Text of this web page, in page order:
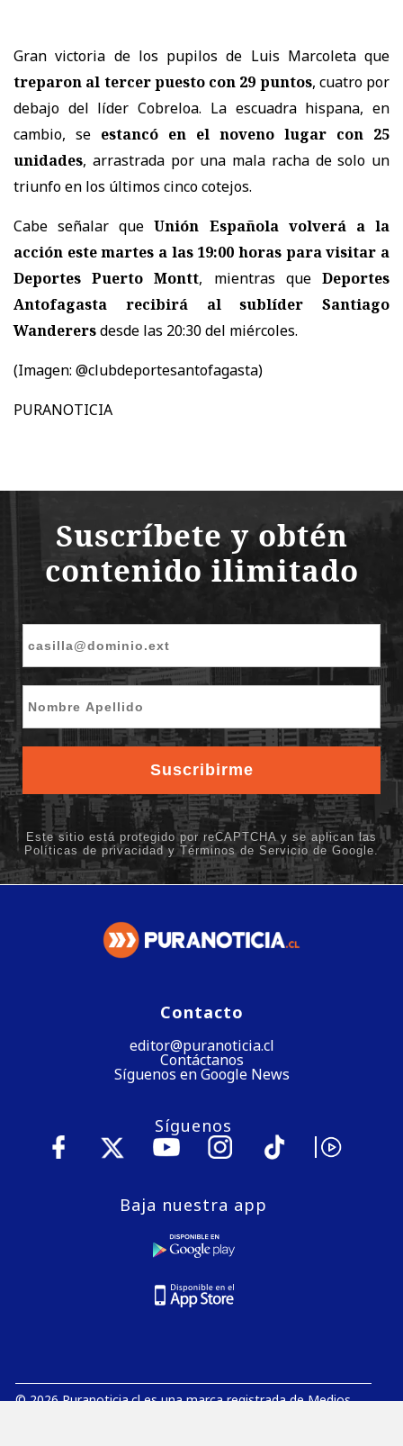
Gran victoria de los pupilos de Luis Marcoleta que
treparon al tercer puesto con 29 puntos, cuatro por
debajo del líder Cobreloa. La escuadra hispana, en
cambio, se estancó en el noveno lugar con 25
unidades, arrastrada por una mala racha de solo un
triunfo en los últimos cinco cotejos.
Cabe señalar queUnión Española volverá a la
acción este martes a las 19:00 horas para visitar a
Deportes Puerto Montt, mientras queDeportes
Antofagasta recibirá al sublíder Santiago
Wanderersdesde las 20:30 del miércoles.
(Imagen: @clubdeportesantofagasta)
PURANOTICIA
Contacto
editor@puranoticia.cl
Contáctanos
Síguenos en Google News
Síguenos
Baja nuestra app
© 2026 Puranoticia.cl es una marca registrada de Medios